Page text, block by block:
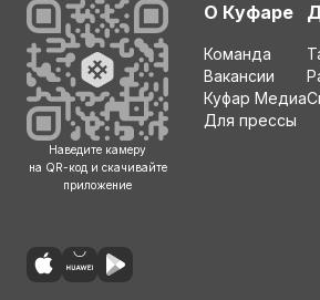
Наведите камеру
на QR-код и скачивайте
приложение
О Куфаре
Команда
Вакансии
Куфар Медиа
Для прессы